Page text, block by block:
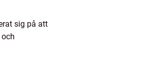
sig på att